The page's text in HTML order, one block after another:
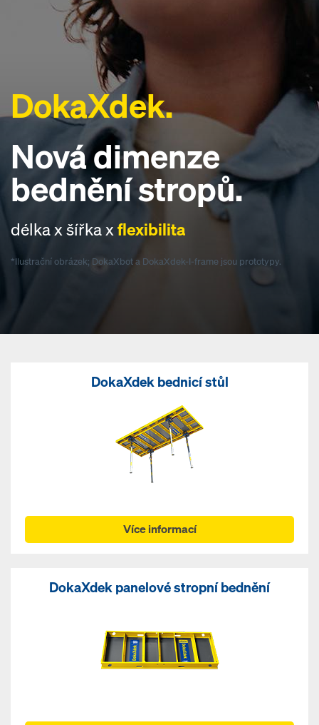
DokaXdek.
Nová dimenze
bednění stropů.
délka x šířka xflexibilita
*Ilustrační obrázek; DokaXbot a DokaXdek-I-frame jsou prototypy.
DokaXdek bednicí stůl
Více informací
DokaXdek panelové stropní bednění